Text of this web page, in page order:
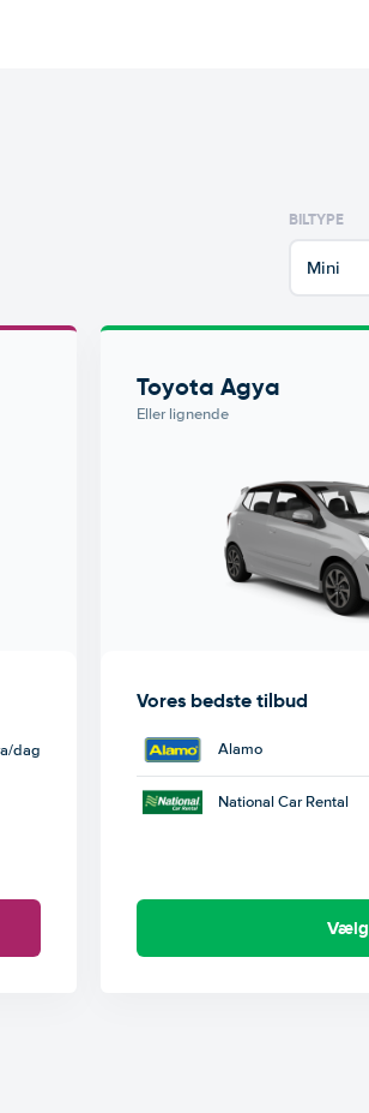
BILTYPE
Mini
/dag
Toyota Agya
Eller lignende
Vores bedste tilbud
Alamo
National Car Rental
Vælg